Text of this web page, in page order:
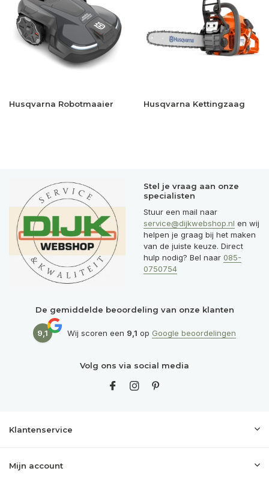
Husqvarna Robotmaaier Husqvarna Kettingzaag
Stel je vraag aan onze
specialisten
Stuur een mail naar
service@dijkwebshop.nl en wij
helpen je graag bij het maken
van de juiste keuze. Direct
hulp nodig? Bel naar 085-
0750754
De gemiddelde beoordeling van onze klanten
9,1 Wij scoren een 9,1 op Google beoordelingen
Volg ons via social media
Klantenservice
Mijn account